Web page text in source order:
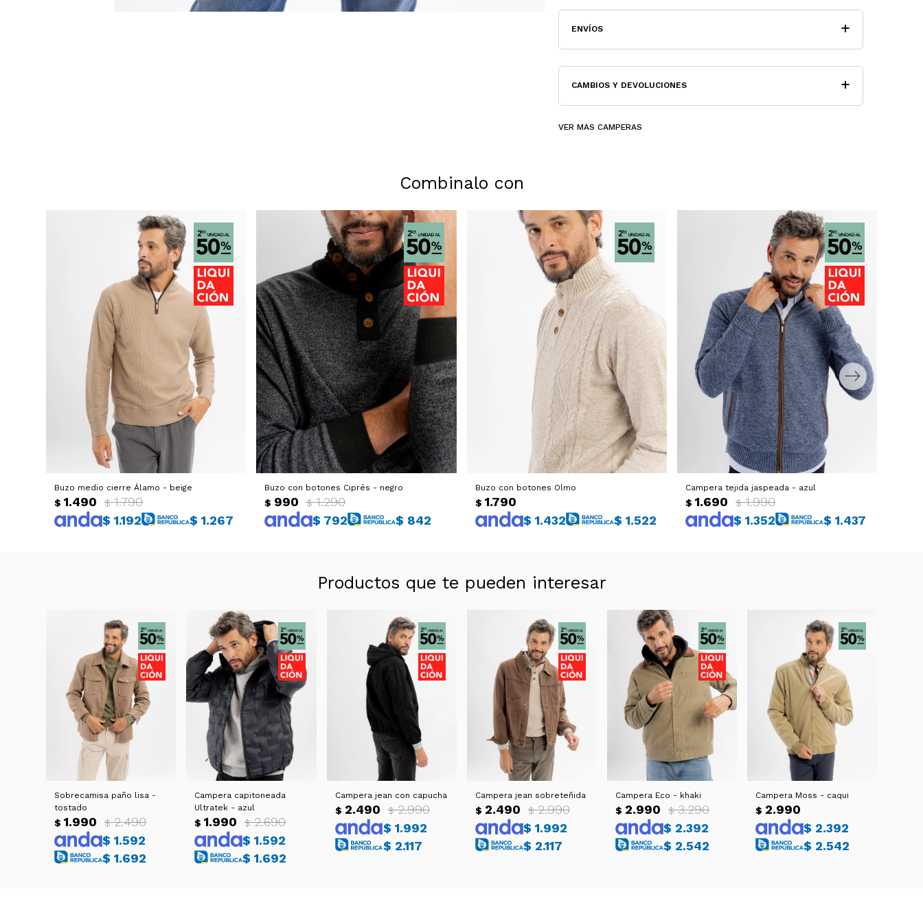
ENVÍOS
CAMBIOS Y DEVOLUCIONES
VER MAS CAMPERAS
Combinalo con
Buzo medio cierre Álamo - beige
$ 1.490 $ 1.790
$ 1.192 $ 1.267
Buzo con botones Ciprés - negro
$ 990 $ 1.290
$ 792 $ 842
Buzo con botones Olmo
$ 1.790
$ 1.432 $ 1.522
Campera tejida jaspeada - azul
$ 1.690 $ 1.990
$ 1.352 $ 1.437
Productos que te pueden interesar
Sobrecamisa paño lisa -
tostado
$ 1.990 $ 2.490
$ 1.592
$ 1.692
Campera capitoneada
Ultratek - azul
$ 1.990 $ 2.690
$ 1.592
$ 1.692
Campera jean con capucha
$ 2.490 $ 2.990
$ 1.992
$ 2.117
Campera jean sobreteñida
$ 2.490 $ 2.990
$ 1.992
$ 2.117
Campera Eco - khaki
$ 2.990 $ 3.290
$ 2.392
$ 2.542
Campera Moss - caqui
$ 2.990
$ 2.392
$ 2.542